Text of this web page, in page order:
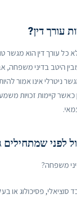
עורך דין?
כל עורך דין הוא מגשר
היטב בדיני משפחה,
ניטרלי אינו אמור
קיימות זכויות
לפני שמתחילים
סוציאלי, פסיכולוג או